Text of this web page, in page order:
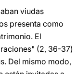
viudas
presenta como
El
(2, 36-37)
Del mismo modo,